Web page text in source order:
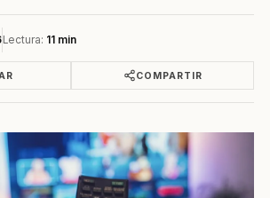
Lectura: 11 min
COMPARTIR